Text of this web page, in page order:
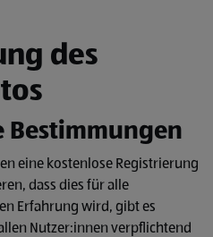
des
Bestimmungen
eine kostenlose Registrierung
dass dies für alle
Erfahrung wird, gibt es
Nutzer:innen verpflichtend